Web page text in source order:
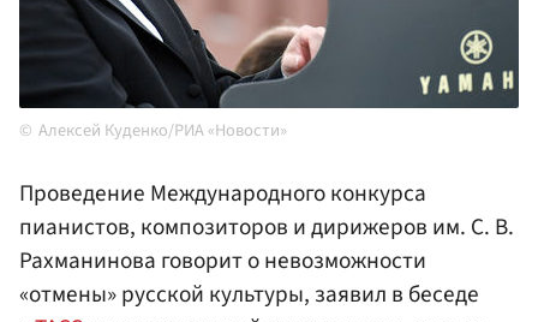
Алексей Куденко/РИА «Новости»
Проведение Международного конкурса
пианистов, композиторов и дирижеров им. С. В.
Рахманинова говорит о невозможности
«отмены» русской культуры, заявил в беседе